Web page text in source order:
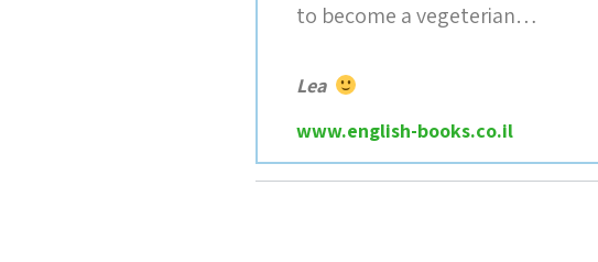
to become a vegeterian…
Lea
www.english-books.co.il